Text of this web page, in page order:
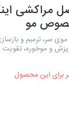
مراکشی
سر، ترمیم و
و موخوره،
برای این محصول